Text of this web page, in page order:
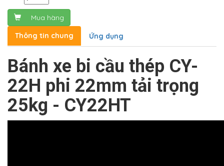
Mua hàng
Thông tin chung
Ứng dụng
Bánh xe bi cầu thép CY-
22H phi 22mm tải trọng
25kg - CY22HT